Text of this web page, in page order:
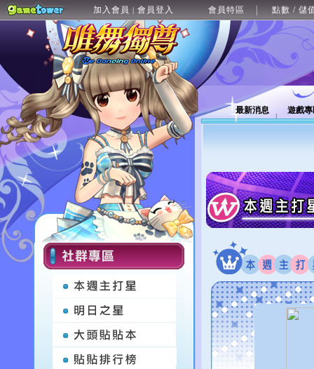
加入會員 | 會員登入 會員特區 點數 / 儲
最新消息 遊戲